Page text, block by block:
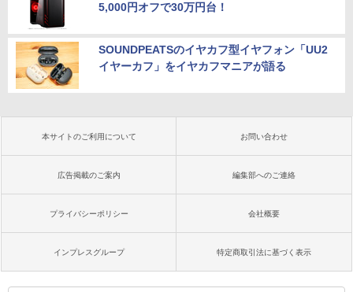
5,000円オフで30万円台！
SOUNDPEATSのイヤカフ型イヤフォン「UU2
イヤーカフ」をイヤカフマニアが語る
本サイトのご利用について お問い合わせ
広告掲載のご案内 編集部へのご連絡
プライバシーポリシー 会社概要
インプレスグループ 特定商取引法に基づく表示